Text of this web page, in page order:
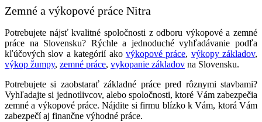
Zemné a výkopové práce Nitra
Potrebujete nájsť kvalitné spoločnosti z odboru výkopové a zemné
práce na Slovensku? Rýchle a jednoduché vyhľadávanie podľa
kľúčových slov a kategórií ako výkopové práce, výkopy základov,
výkop žumpy, zemné práce, vykopanie základov na Slovensku.
Potrebujete si zaobstarať základné práce pred rôznymi stavbami?
Vyhľadajte si jednotlivcov, alebo spoločnosti, ktoré Vám zabezpečia
zemné a výkopové práce. Nájdite si firmu blízko k Vám, ktorá Vám
zabezpečí aj finančne výhodné práce.